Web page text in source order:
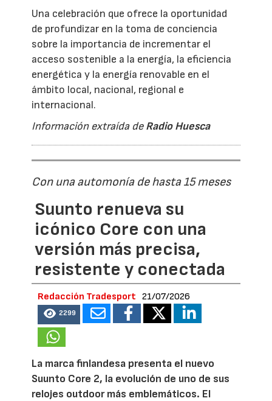
Una celebración que ofrece la oportunidad
de profundizar en la toma de conciencia
sobre la importancia de incrementar el
acceso sostenible a la energía, la eficiencia
energética y la energía renovable en el
ámbito local, nacional, regional e
internacional.
Información extraída deRadio Huesca
Con una automonía de hasta 15 meses
Suunto renueva su
icónico Core con una
versión más precisa,
resistente y conectada
Redacción Tradesport 21/07/2026
2299
La marca finlandesa presenta el nuevo
Suunto Core 2, la evolución de uno de sus
relojes outdoor más emblemáticos. El